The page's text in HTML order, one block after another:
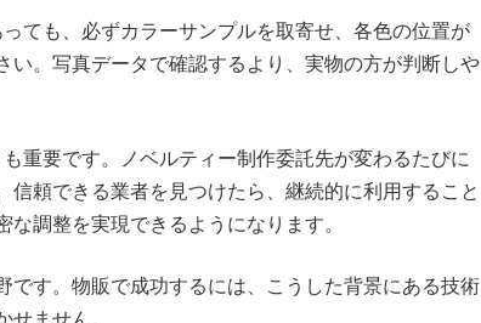
ても、必ずカラーサンプルを取寄せ、各色の位置が
い。写真データで確認するより、実物の方が判断しや
重要です。ノベルティー制作委託先が変わるたびに
頼できる業者を見つけたら、継続的に利用すること
調整を実現できるようになります。
です。物販で成功するには、こうした背景にある技術
ません。